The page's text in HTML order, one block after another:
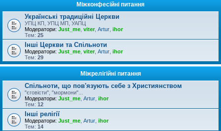
Міжконфесійні питання
Українські традиційні Церкви
УПЦ КП, УПЦ МП, УАПЦ
Модератори: Just_me viter, Artur ihor
Тем: 25
Інші Церкви та Спільноти
Модератори: Just_me viter, Artur ihor
Тем: 29
Міжрелігійні питання
Спільноти, що пов'язують себе з Християнством
"єговісти", "мормони"...
Модератори: Just_me Artur ihor
Тем: 12
Інші релігії
Модератори: Just_me Artur ihor
Тем: 14